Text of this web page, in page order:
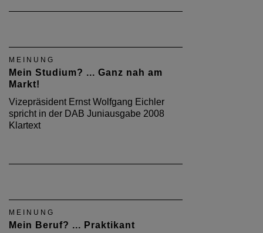
MEINUNG
Mein Studium? ... Ganz nah am
Markt!
Vizepräsident Ernst Wolfgang Eichler
spricht in der DAB Juniausgabe 2008
Klartext
MEINUNG
Mein Beruf? ... Praktikant